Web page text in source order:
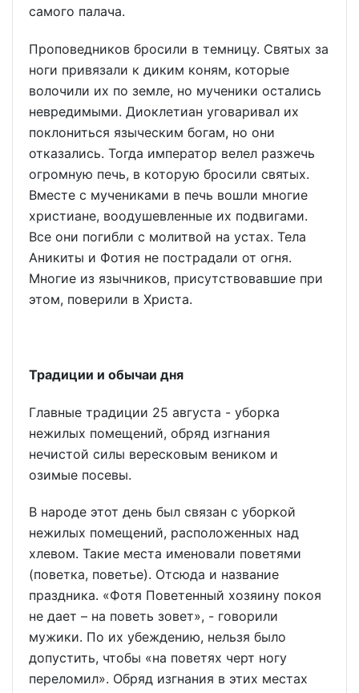
самого палача.
Проповедников бросили в темницу. Святых за
ноги привязали к диким коням, которые
волочили их по земле, но мученики остались
невредимыми. Диоклетиан уговаривал их
поклониться языческим богам, но они
отказались. Тогда император велел разжечь
огромную печь, в которую бросили святых.
Вместе с мучениками в печь вошли многие
христиане, воодушевленные их подвигами.
Все они погибли с молитвой на устах. Тела
Аникиты и Фотия не пострадали от огня.
Многие из язычников, присутствовавшие при
этом, поверили в Христа.
Традиции и обычаи дня
Главные традиции 25 августа - уборка
нежилых помещений, обряд изгнания
нечистой силы вересковым веником и
озимые посевы.
В народе этот день был связан с уборкой
нежилых помещений, расположенных над
хлевом. Такие места именовали поветями
(поветка, поветье). Отсюда и название
праздника. «Фотя Поветенный хозяину покоя
не дает – на поветь зовет», - говорили
мужики. По их убеждению, нельзя было
допустить, чтобы «на поветях черт ногу
переломил». Обряд изгнания в этих местах